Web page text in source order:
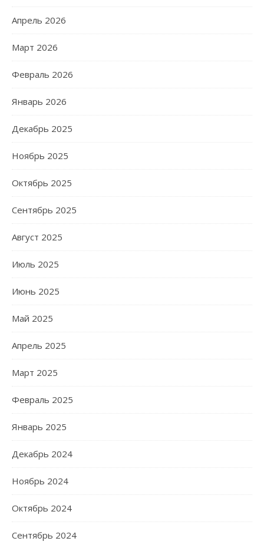
Апрель 2026
Март 2026
Февраль 2026
Январь 2026
Декабрь 2025
Ноябрь 2025
Октябрь 2025
Сентябрь 2025
Август 2025
Июль 2025
Июнь 2025
Май 2025
Апрель 2025
Март 2025
Февраль 2025
Январь 2025
Декабрь 2024
Ноябрь 2024
Октябрь 2024
Сентябрь 2024